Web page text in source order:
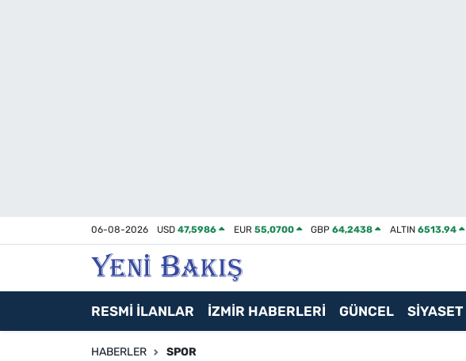
06-08-2026 USD47,5986 EUR 55,0700 GBP64,2438 ALTIN 6513.94
RESMİ İLANLAR İZMİR HABERLERİ GÜNCEL SİYASET
HABERLER SPOR
Asayiş / Polis-Adliye
Magazin